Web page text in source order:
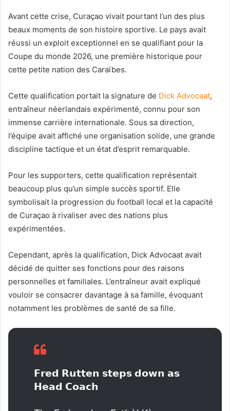
Avant cette crise, Curaçao vivait pourtant l’un des plus
beaux moments de son histoire sportive. Le pays avait
réussi un exploit exceptionnel en se qualifiant pour la
Coupe du monde 2026, une première historique pour
cette petite nation des Caraïbes.
Cette qualification portait la signature de Dick Advocaat,
entraîneur néerlandais expérimenté, connu pour son
immense carrière internationale. Sous sa direction,
l’équipe avait affiché une organisation solide, une grande
discipline tactique et un état d’esprit remarquable.
Pour les supporters, cette qualification représentait
beaucoup plus qu’un simple succès sportif. Elle
symbolisait la progression du football local et la capacité
de Curaçao à rivaliser avec des nations plus
expérimentées.
Cependant, après la qualification, Dick Advocaat avait
décidé de quitter ses fonctions pour des raisons
personnelles et familiales. L’entraîneur avait expliqué
vouloir se consacrer davantage à sa famille, évoquant
notamment les problèmes de santé de sa fille.
𝗙𝗿𝗲𝗱 𝗥𝘂𝘁𝘁𝗲𝗻 𝘀𝘁𝗲𝗽𝘀 𝗱𝗼𝘄𝗻 𝗮𝘀
𝗛𝗲𝗮𝗱 𝗖𝗼𝗮𝗰𝗵